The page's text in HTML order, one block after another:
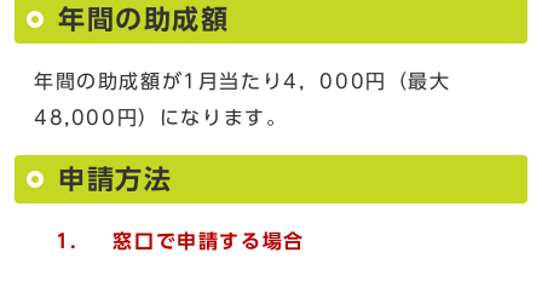
年間の助成額
年間の助成額が1月当たり4，000円（最大
48,000円）になります。
申請方法
1． 窓口で申請する場合